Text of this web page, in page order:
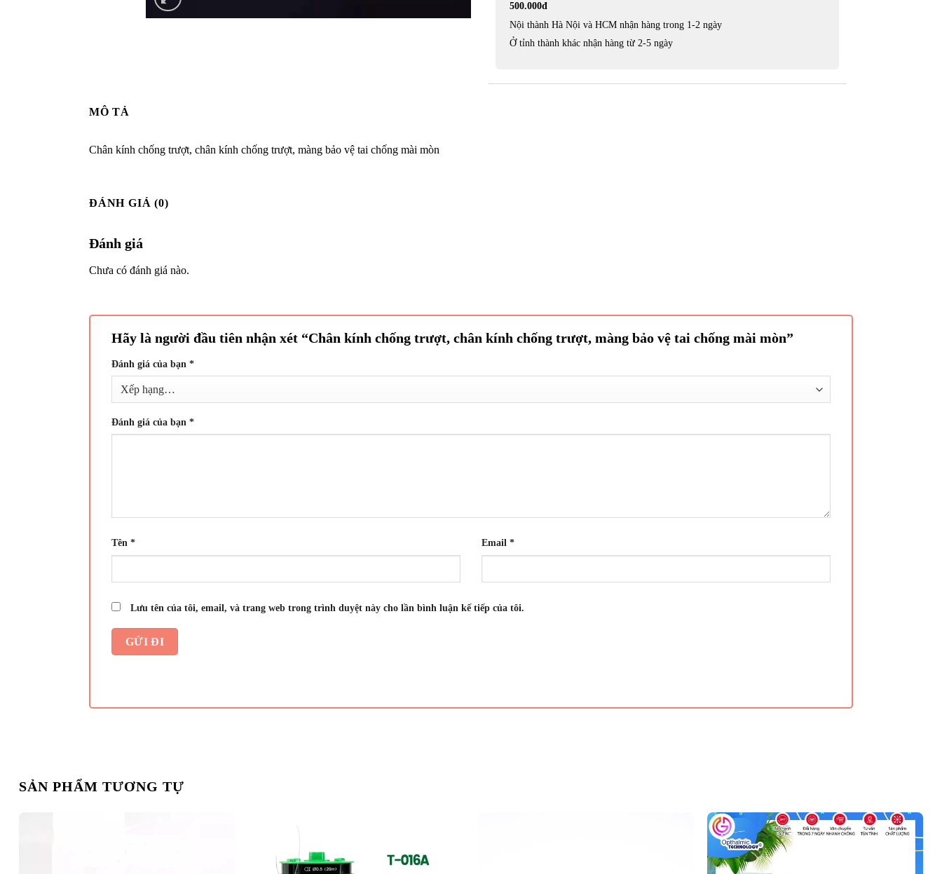
500.000đ
Nội thành Hà Nội và HCM nhận hàng trong 1-2 ngày
Ở tỉnh thành khác nhận hàng từ 2-5 ngày
MÔ TẢ
Chân kính chống trượt, chân kính chống trượt, màng bảo vệ tai chống mài mòn
ĐÁNH GIÁ (0)
Đánh giá
Chưa có đánh giá nào.
Hãy là người đầu tiên nhận xét “Chân kính chống trượt, chân kính chống trượt, màng bảo vệ tai chống mài mòn”
Đánh giá của bạn *
Đánh giá của bạn *
Tên * Email *
Lưu tên của tôi, email, và trang web trong trình duyệt này cho lần bình luận kế tiếp của tôi.
SẢN PHẨM TƯƠNG TỰ